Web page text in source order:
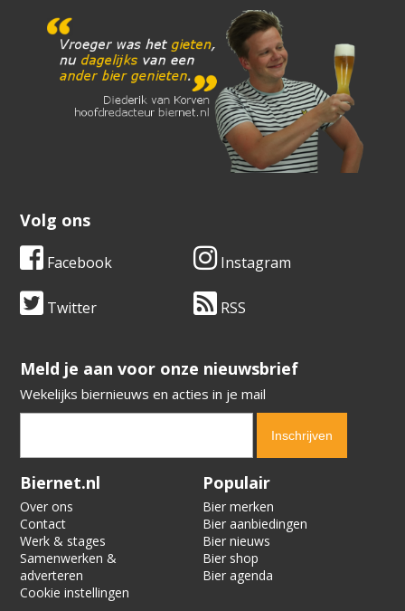
Volg ons
Facebook Instagram
Twitter RSS
​​​​​​​Meld je aan voor onze nieuwsbrief
Wekelijks biernieuws en acties in je mail
Verification code:
Biernet.nl
Over ons
Contact
Werk & stages
Samenwerken &
adverteren
Cookie instellingen
Populair
Bier merken
Bier aanbiedingen
Bier nieuws
Bier shop
Bier agenda